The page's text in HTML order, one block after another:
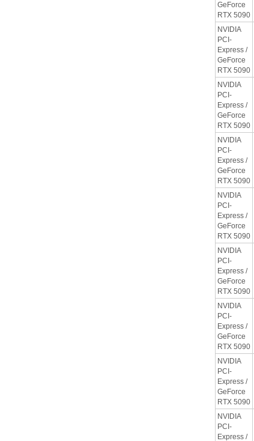
GeForce
RTX 5090
NVIDIA
PCI-
Express /
GeForce
RTX 5090
NVIDIA
PCI-
Express /
GeForce
RTX 5090
NVIDIA
PCI-
Express /
GeForce
RTX 5090
NVIDIA
PCI-
Express /
GeForce
RTX 5090
NVIDIA
PCI-
Express /
GeForce
RTX 5090
NVIDIA
PCI-
Express /
GeForce
RTX 5090
NVIDIA
PCI-
Express /
GeForce
RTX 5090
NVIDIA
PCI-
Express /